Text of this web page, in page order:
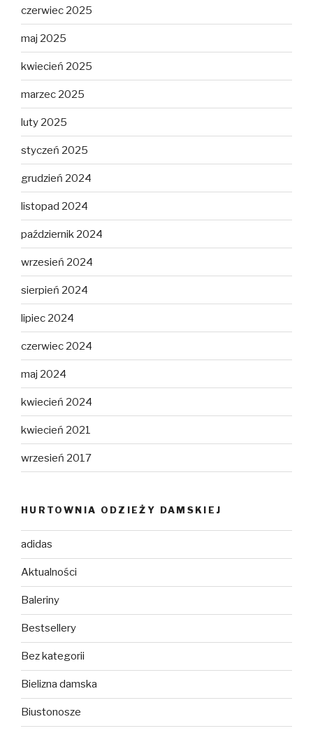
czerwiec 2025
maj 2025
kwiecień 2025
marzec 2025
luty 2025
styczeń 2025
grudzień 2024
listopad 2024
październik 2024
wrzesień 2024
sierpień 2024
lipiec 2024
czerwiec 2024
maj 2024
kwiecień 2024
kwiecień 2021
wrzesień 2017
HURTOWNIA ODZIEŻY DAMSKIEJ
adidas
Aktualności
Baleriny
Bestsellery
Bez kategorii
Bielizna damska
Biustonosze